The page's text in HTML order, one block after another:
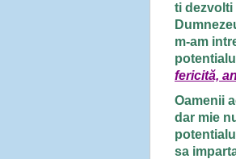
ti dezvolti
m-am
fericită,
Oamenii
dar mie
sa